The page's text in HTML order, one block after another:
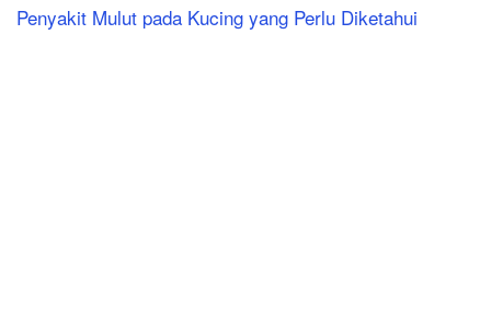
Penyakit Mulut pada Kucing yang Perlu Diketahui